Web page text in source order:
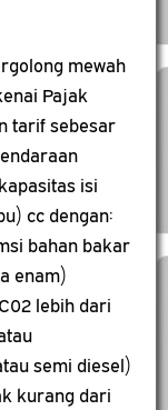
mewah
Pajak
tarif sebesar
isi
cc dengan:
bahan bakar
enam)
lebih dari
semi diesel)
kurang dari